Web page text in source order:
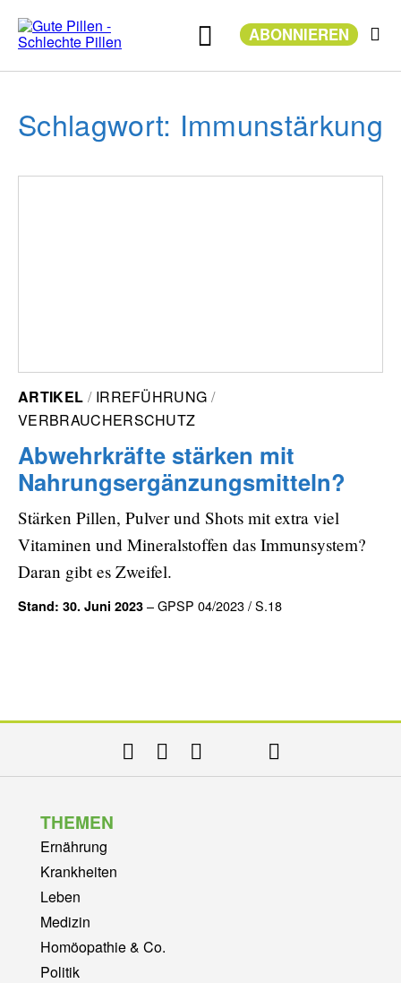
Inhalt
springen ABONNIEREN
Schlagwort: Immunstärkung
ARTIKEL
IRREFÜHRUNG
VERBRAUCHERSCHUTZ
Abwehrkräfte stärken mit
Nahrungsergänzungsmitteln?
Stärken Pillen, Pulver und Shots mit extra viel
Vitaminen und Mineralstoffen das Immunsystem?
Daran gibt es Zweifel.
Stand: 30. Juni 2023 – GPSP 04/2023 / S.18
THEMEN
Ernährung
Krankheiten
Leben
Medizin
Homöopathie & Co.
Politik